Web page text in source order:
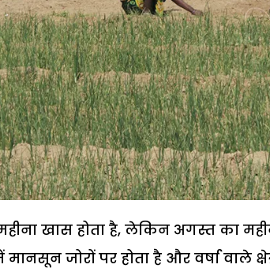
खास होता है, लेकिन अगस्त का
जोरों पर होता है और वर्षा वाले